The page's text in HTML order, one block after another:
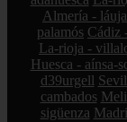
Almería -
palamós Cádiz
La-rioja -
Huesca - aínsa-
d39urgell
cambados
sigüenza